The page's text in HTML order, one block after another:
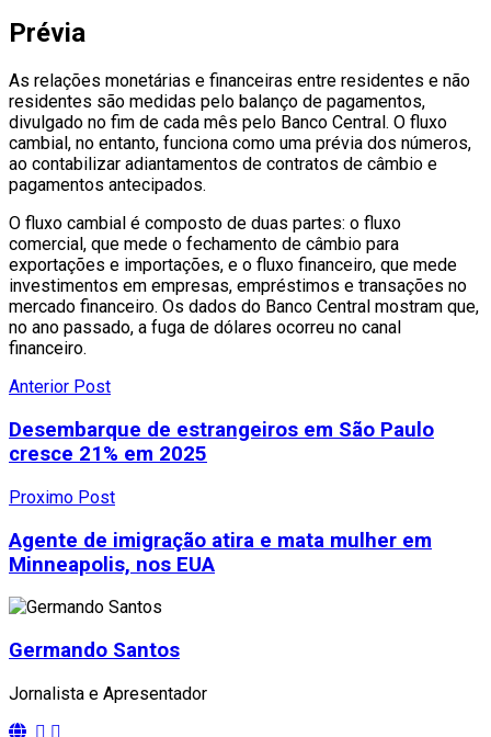
Prévia
As relações monetárias e financeiras entre residentes e não
residentes são medidas pelo balanço de pagamentos,
divulgado no fim de cada mês pelo Banco Central. O fluxo
cambial, no entanto, funciona como uma prévia dos números,
ao contabilizar adiantamentos de contratos de câmbio e
pagamentos antecipados.
O fluxo cambial é composto de duas partes: o fluxo
comercial, que mede o fechamento de câmbio para
exportações e importações, e o fluxo financeiro, que mede
investimentos em empresas, empréstimos e transações no
mercado financeiro. Os dados do Banco Central mostram que,
no ano passado, a fuga de dólares ocorreu no canal
financeiro.
Anterior Post
Desembarque de estrangeiros em São Paulo
cresce 21% em 2025
Proximo Post
Agente de imigração atira e mata mulher em
Minneapolis, nos EUA
Germando Santos
Jornalista e Apresentador